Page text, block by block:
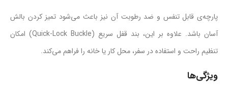
پارچه‌ی قابل تنفس و ضد رطوبت آن نیز باعث می‌شود تمیز کردن بالش
آسان باشد. علاوه بر این، بند قفل سریع (Quick-Lock Buckle) امکان
تنظیم راحت و استفاده در سفر، محل کار یا خانه را فراهم می‌کند.
ویژگی‌ها